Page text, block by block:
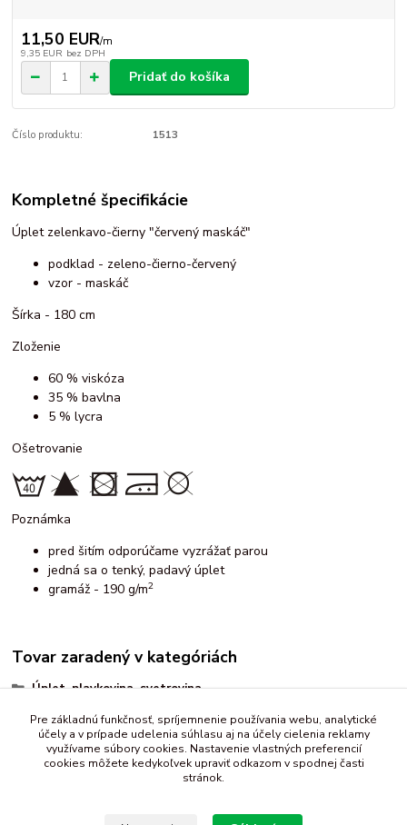
11,50 EUR/m
9,35 EUR bez DPH
Pridať do košíka
Číslo produktu: 1513
Kompletné špecifikácie
Úplet zelenkavo-čierny "červený maskáč"
podklad - zeleno-čierno-červený
vzor - maskáč
Šírka - 180 cm
Zloženie
60 % viskóza
35 % bavlna
5 % lycra
Ošetrovanie
Poznámka
pred šitím odporúčame vyzrážať parou
jedná sa o tenký, padavý úplet
gramáž - 190 g/m2
Tovar zaradený v kategóriách
Úplet, plavkovina, svetrovina
vzorované
maskáčovina
Pre základnú funkčnosť, spríjemnenie používania webu, analytické
účely a v prípade udelenia súhlasu aj na účely cielenia reklamy
využívame súbory cookies. Nastavenie vlastných preferencií
cookies môžete kedykoľvek upraviť odkazom v spodnej časti
stránok.